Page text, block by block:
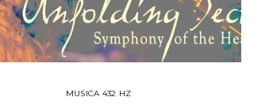
MUSICA 432 HZ